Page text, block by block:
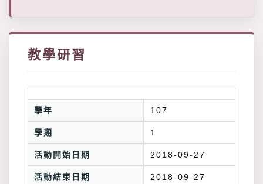
教學研習
學年 107
學期 1
活動開始日期 2018-09-27
活動結束日期 2018-09-27